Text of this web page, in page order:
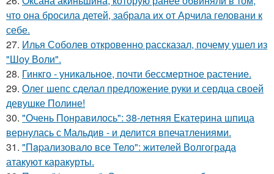
что она бросила детей, забрала их от Арчила геловани к
себе.
27. Илья Соболев откровенно рассказал, почему ушел из
"Шоу Воли".
28. Гинкго - уникальное, почти бессмертное растение.
29. Олег шепс сделал предложение руки и сердца своей
девушке Полине!
30. "Очень Понравилось": 38-летняя Екатерина шпица
вернулась с Мальдив - и делится впечатлениями.
31. "Пapализовало все Тело": жителей Волгограда
атакуют каракурты.